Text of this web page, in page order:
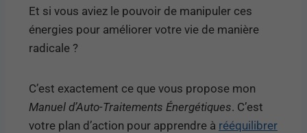
Et si vous aviez le pouvoir de manipuler ces
énergies pour améliorer votre vie de manière
radicale ?
C’est exactement ce que vous propose mon
Manuel d’Auto-Traitements Énergétiques. C’est
votre plan d’action pour apprendre à rééquilibrer